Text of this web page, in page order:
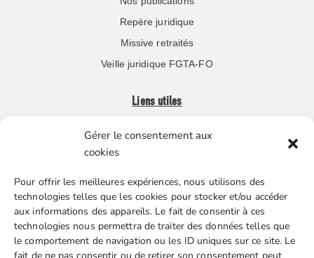
Gérer le consentement aux
cookies
Pour offrir les meilleures expériences, nous utilisons des
technologies telles que les cookies pour stocker et/ou accéder
aux informations des appareils. Le fait de consentir à ces
technologies nous permettra de traiter des données telles que
le comportement de navigation ou les ID uniques sur ce site. Le
Repère juridique
Missive retraités
Veille juridique FGTA-FO
Liens utiles
Boutique en ligne
Nos partenaires
Gestion des cookies